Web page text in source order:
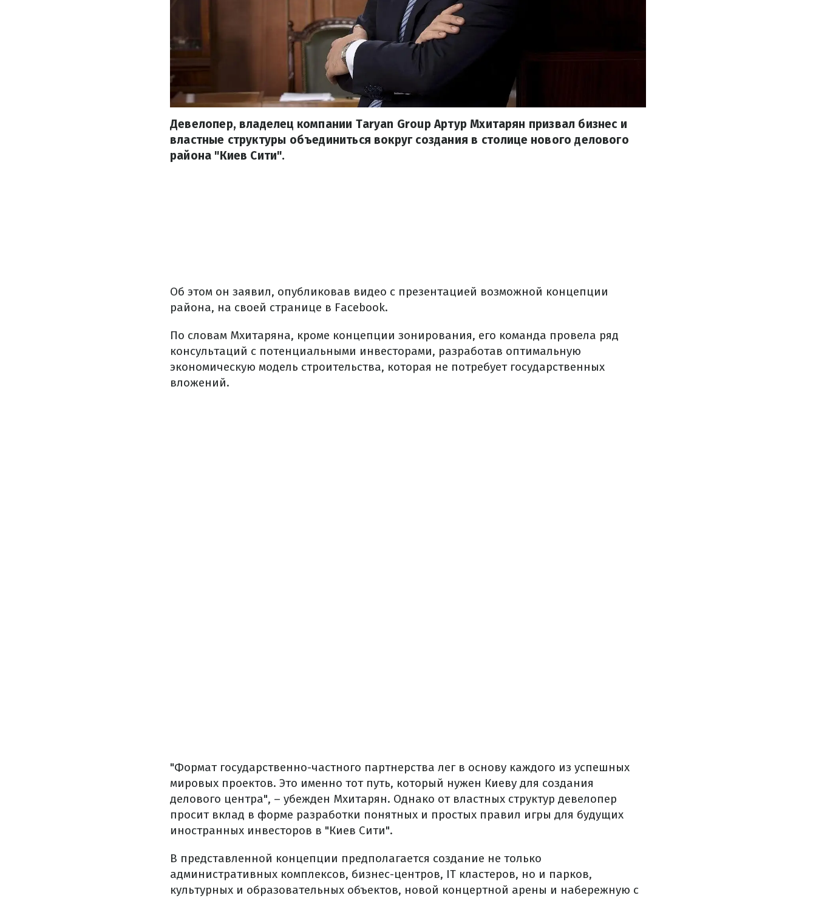
Девелопер, владелец компании Taryan Group Артур Мхитарян призвал бизнес и
властные структуры объединиться вокруг создания в столице нового делового
района "Киев Сити".
Об этом он заявил, опубликовав видео с презентацией возможной концепции
района, на своей странице в Facebook.
По словам Мхитаряна, кроме концепции зонирования, его команда провела ряд
консультаций с потенциальными инвесторами, разработав оптимальную
экономическую модель строительства, которая не потребует государственных
вложений.
"Формат государственно-частного партнерства лег в основу каждого из успешных
мировых проектов. Это именно тот путь, который нужен Киеву для создания
делового центра", – убежден Мхитарян. Однако от властных структур девелопер
просит вклад в форме разработки понятных и простых правил игры для будущих
иностранных инвесторов в "Киев Сити".
В представленной концепции предполагается создание не только
административных комплексов, бизнес-центров, IT кластеров, но и парков,
культурных и образовательных объектов, новой концертной арены и набережную с